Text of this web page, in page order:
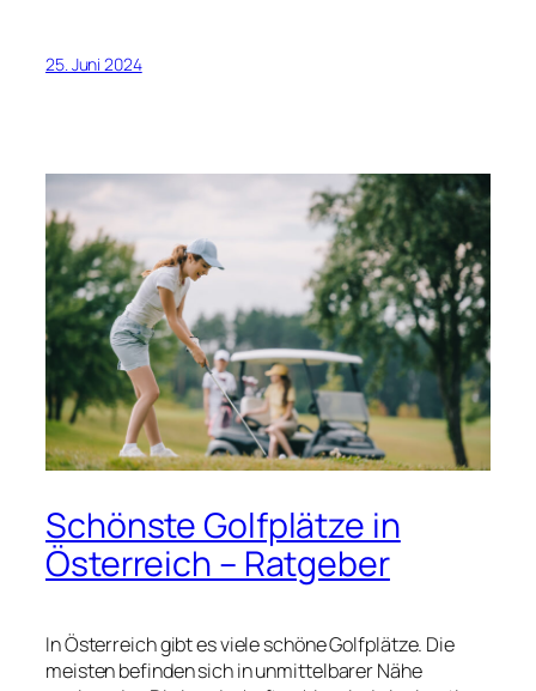
25. Juni 2024
Schönste Golfplätze in
Österreich – Ratgeber
In Österreich gibt es viele schöne Golfplätze. Die
meisten befinden sich in unmittelbarer Nähe